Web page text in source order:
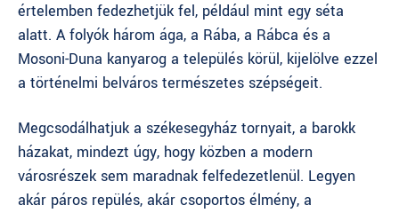
értelemben fedezhetjük fel, például mint egy séta
alatt. A folyók három ága, a Rába, a Rábca és a
Mosoni-Duna kanyarog a település körül, kijelölve ezzel
a történelmi belváros természetes szépségeit.
Megcsodálhatjuk a székesegyház tornyait, a barokk
házakat, mindezt úgy, hogy közben a modern
városrészek sem maradnak felfedezetlenül. Legyen
akár páros repülés, akár csoportos élmény, a